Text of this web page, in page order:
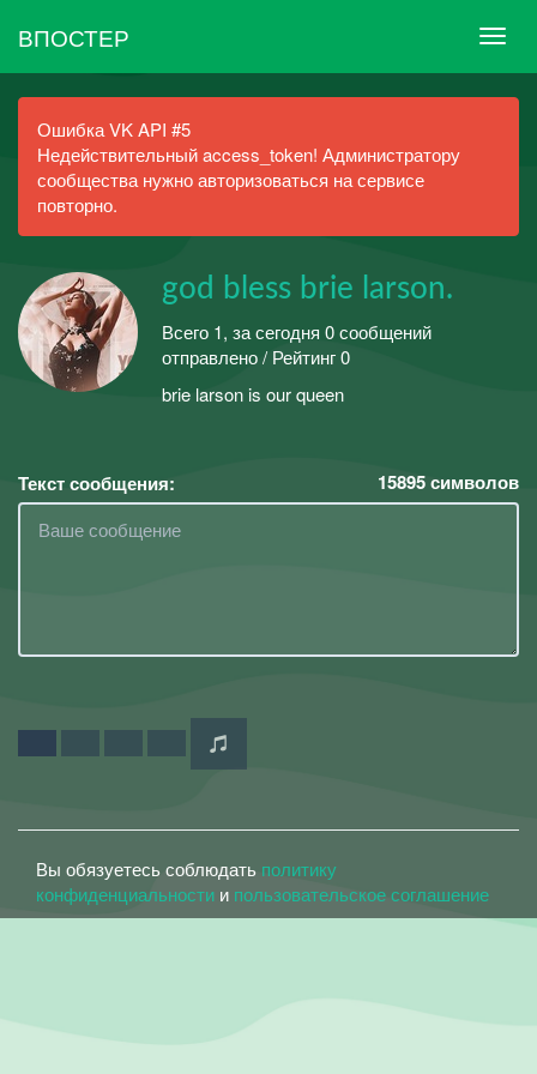
ВПОСТЕР
Ошибка VK API #5
Недействительный access_token! Администратору
сообщества нужно авторизоваться на сервисе
повторно.
god bless brie larson.
Всего 1, за сегодня 0 сообщений
отправлено / Рейтинг 0
brie larson is our queen
Текст сообщения: 15895символов
Вы обязуетесь соблюдать политику
конфиденциальности и пользовательское соглашение